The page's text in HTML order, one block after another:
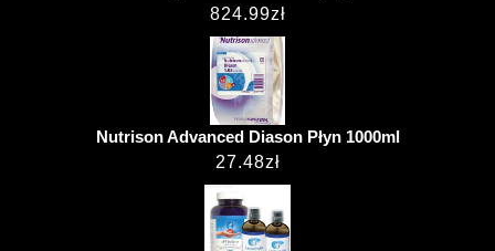
824.99zł
Nutrison Advanced Diason Płyn 1000ml
27.48zł